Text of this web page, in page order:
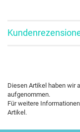
Diesen Artikel haben wir
aufgenommen.
Für weitere
Artikel.